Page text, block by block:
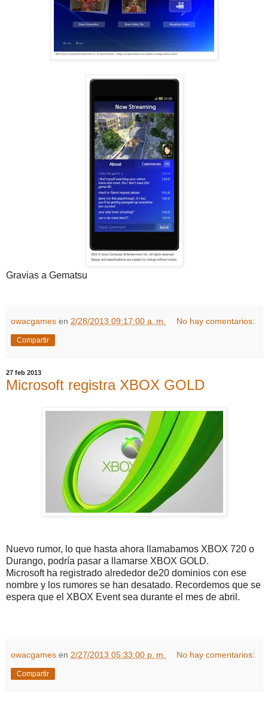
Gravias a Gematsu
owacgames en 2/28/2013 09:17:00 a. m. No hay comentarios:
Compartir
27 feb 2013
Microsoft registra XBOX GOLD
Nuevo rumor, lo que hasta ahora llamabamos XBOX 720 o
Durango, podría pasar a llamarse XBOX GOLD.
Microsoft ha registrado alrededor de20 dominios con ese
nombre y los rumores se han desatado. Recordemos que se
espera que el XBOX Event sea durante el mes de abril.
owacgames en 2/27/2013 05:33:00 p. m. No hay comentarios:
Compartir